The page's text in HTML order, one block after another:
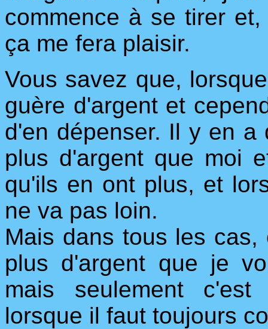
commence à se tirer
ça me fera plaisir.
Vous savez que,
guère d'argent et
d'en dépenser. Il y en a
plus d'argent que moi
qu'ils en ont plus, et
ne va pas loin.
Mais dans tous les
plus d'argent que je
mais seulement
lorsque il faut toujours